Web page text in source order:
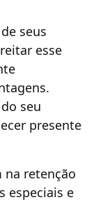
seus
esse
seu
presente
na retenção
especiais e